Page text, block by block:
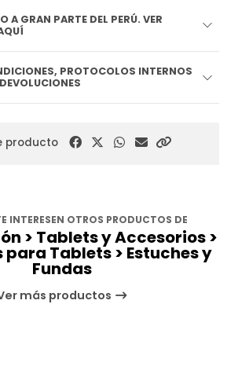
A GRAN PARTE DEL PERÚ. VER
PROTOCOLOS INTERNOS
producto
INTERESEN OTROS PRODUCTOS DE
> Tablets y Accesorios >
Tablets > Estuches y
Fundas
más productos